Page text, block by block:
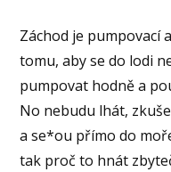
Záchod je pumpovací
tomu, aby se do lodi
pumpovat hodně a
No nebudu lhát,
a se*ou přímo do
tak proč to hnát